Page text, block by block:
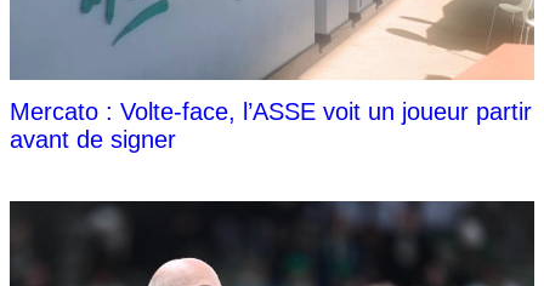
Mercato : Volte-face, l’ASSE voit un joueur partir
avant de signer